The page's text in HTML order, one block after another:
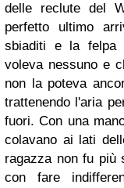
delle reclute del
perfetto ultimo
sbiaditi e la felpa
voleva nessuno e
non la poteva
trattenendo l'aria
fuori. Con una
colavano ai lati
ragazza non fu più
con fare